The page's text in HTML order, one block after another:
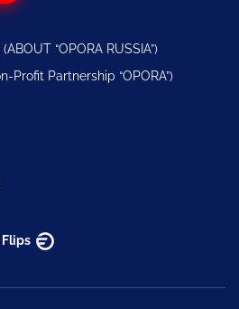
“OPORA RUSSIA”)
Profit Partnership “OPORA”)
Flips